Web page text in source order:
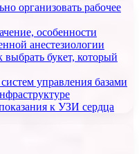
организовать рабочее
особенности
анестезиологии
выбрать букет, который
управления базами
к УЗИ сердца